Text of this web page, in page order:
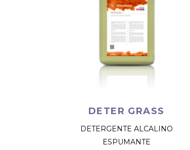
DETER GRASS
DETERGENTE ALCALINO
ESPUMANTE